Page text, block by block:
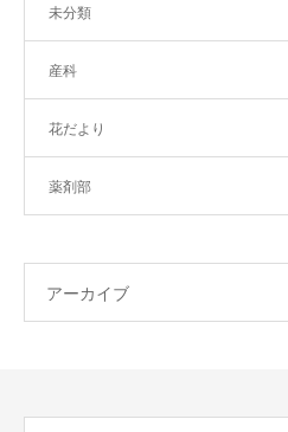
未分類
産科
花だより
薬剤部
アーカイブ